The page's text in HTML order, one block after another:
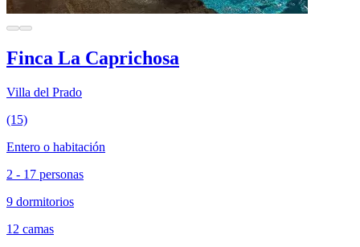
Finca La Caprichosa
Villa del Prado
(15)
Entero o habitación
2 - 17 personas
9 dormitorios
12 camas